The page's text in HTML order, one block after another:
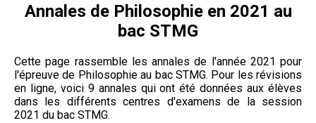
Annales de Philosophie en 2021 au
bac STMG
Cette page rassemble les annales de l'année 2021 pour
l'épreuve de Philosophie au bac STMG. Pour les révisions
en ligne, voici 9 annales qui ont été données aux élèves
dans les différents centres d'examens de la session
2021 du bac STMG.